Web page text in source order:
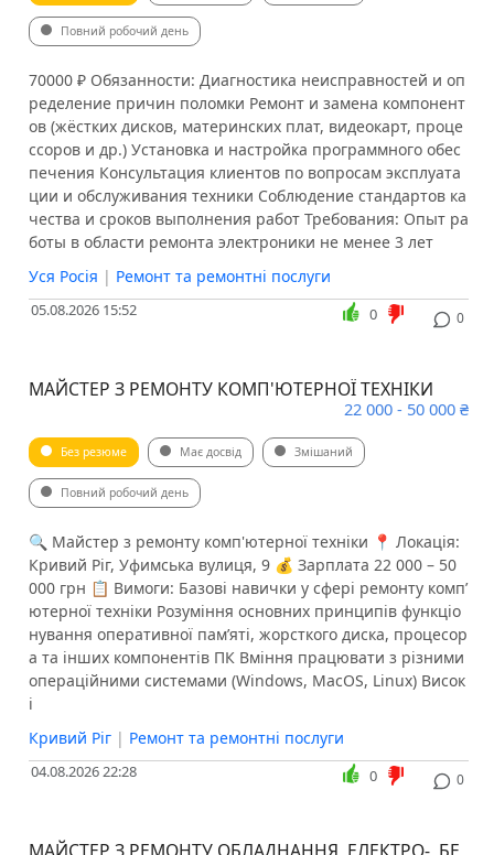
Повний робочий день
70000 ₽ Обязанности: Диагностика неисправностей и оп
ределение причин поломки Ремонт и замена компонент
ов (жёстких дисков, материнских плат, видеокарт, проце
ссоров и др.) Установка и настройка программного обес
печения Консультация клиентов по вопросам эксплуата
ции и обслуживания техники Соблюдение стандартов ка
чества и сроков выполнения работ Требования: Опыт ра
боты в области ремонта электроники не менее 3 лет
Уся Росія | Ремонт та ремонтні послуги
05.08.2026 15:52 0
0
МАЙСТЕР З РЕМОНТУ КОМП'ЮТЕРНОЇ ТЕХНІКИ
22 000 - 50 000 ₴
Без резюме Має досвід Змішаний
Повний робочий день
🔍 Майстер з ремонту комп'ютерної техніки 📍 Локація:
Кривий Ріг, Уфимська вулиця, 9 💰 Зарплата 22 000 – 50
000 грн 📋 Вимоги: Базові навички у сфері ремонту компʼ
ютерної техніки Розуміння основних принципів функціо
нування оперативної пам’яті, жорсткого диска, процесор
а та інших компонентів ПК Вміння працювати з різними
операційними системами (Windows, MacOS, Linux) Висок
і
Кривий Ріг | Ремонт та ремонтні послуги
04.08.2026 22:28 0
0